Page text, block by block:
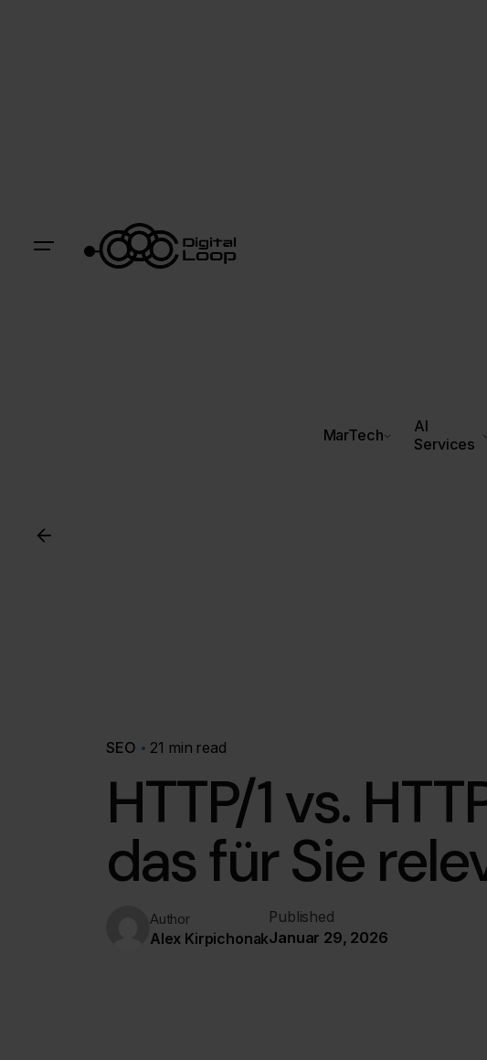
MarTech
AI
Services
SEO 21 min read
HTTP/1 vs.
das für Sie
Author
Alex Kirpichonak
Published
Januar 29, 2026